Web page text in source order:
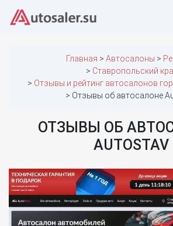
Главная Автосалоны
Ставропольский
Отзывы и рейтинг автосалонов
Отзывы об автосалоне
ОТЗЫВЫ ОБ
AUTOSTAV